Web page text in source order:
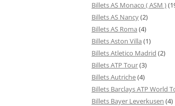
Billets AS Monaco ( ASM )
Billets AS Nancy(2)
Billets AS Roma (4)
Billets Aston Villa (1)
Billets Atletico Madrid (2)
Billets ATP Tour(3)
Billets Autriche(4)
Billets Barclays ATP World
Billets Bayer Leverkusen (4)